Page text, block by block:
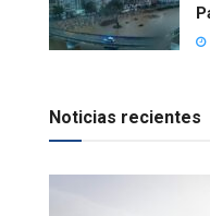
Noticias recientes